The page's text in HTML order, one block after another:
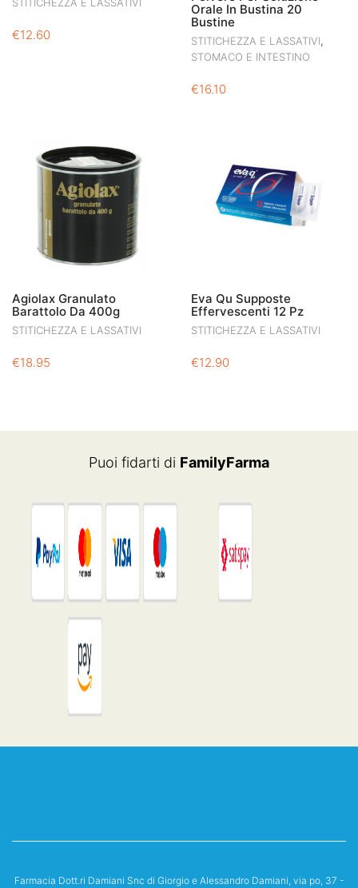
STITICHEZZA E LASSATIVI
€12.60
Orale In Bustina 20
Bustine
STITICHEZZA E LASSATIVI,
STOMACO E INTESTINO
€16.10
Agiolax Granulato
Barattolo Da 400g
STITICHEZZA E LASSATIVI
€18.95
Eva Qu Supposte
Effervescenti 12 Pz
STITICHEZZA E LASSATIVI
€12.90
Puoi fidarti di FamilyFarma
Farmacia Dott.ri Damiani Snc di Giorgio e Alessandro Damiani, via po, 37 -